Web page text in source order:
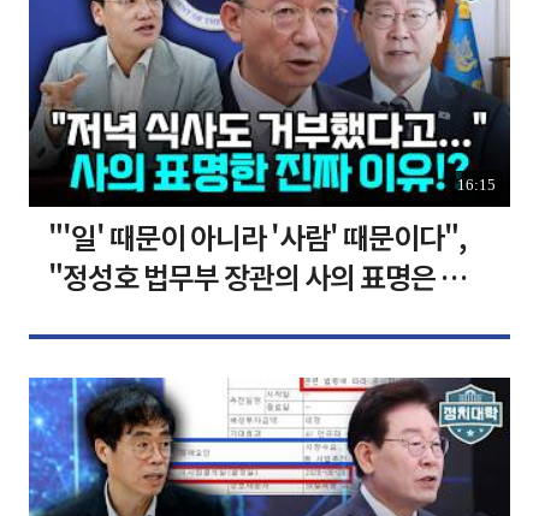
16:15
"'일' 때문이 아니라 '사람' 때문이다",
"정성호 법무부 장관의 사의 표명은 이재